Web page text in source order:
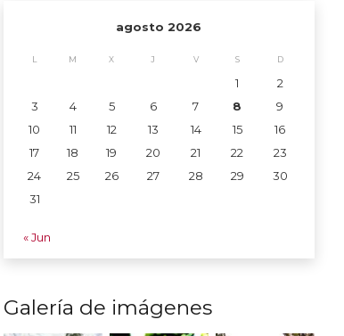
agosto 2026
L M X J V S D
1
2
3
4 5 6 7 8
9
10
11 12 13 14 15
16
17
18 19 20 21 22
23
24
25 26 27 28 29
30
31
« Jun
Galería de imágenes